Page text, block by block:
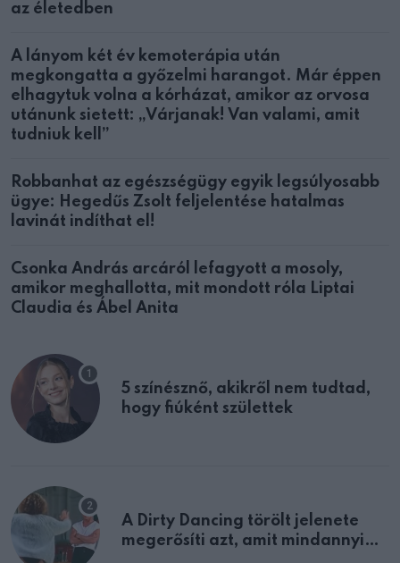
az életedben
A lányom két év kemoterápia után
megkongatta a győzelmi harangot. Már éppen
elhagytuk volna a kórházat, amikor az orvosa
utánunk sietett: „Várjanak! Van valami, amit
tudniuk kell”
Robbanhat az egészségügy egyik legsúlyosabb
ügye: Hegedűs Zsolt feljelentése hatalmas
lavinát indíthat el!
Csonka András arcáról lefagyott a mosoly,
amikor meghallotta, mit mondott róla Liptai
Claudia és Ábel Anita
5 színésznő, akikről nem tudtad,
hogy fiúként születtek
A Dirty Dancing törölt jelenete
megerősíti azt, amit mindannyian